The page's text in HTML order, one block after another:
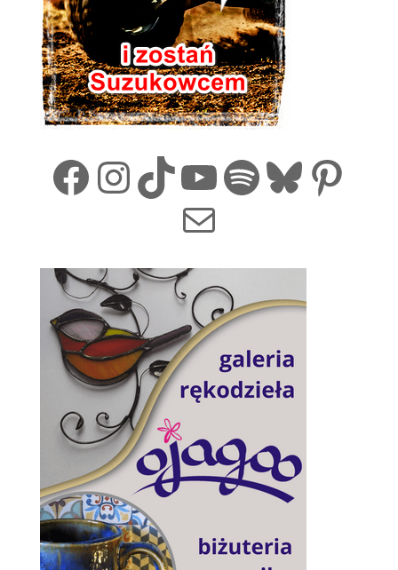
Facebook
Instagram
TikTok
YouTube
Spotify
Mail